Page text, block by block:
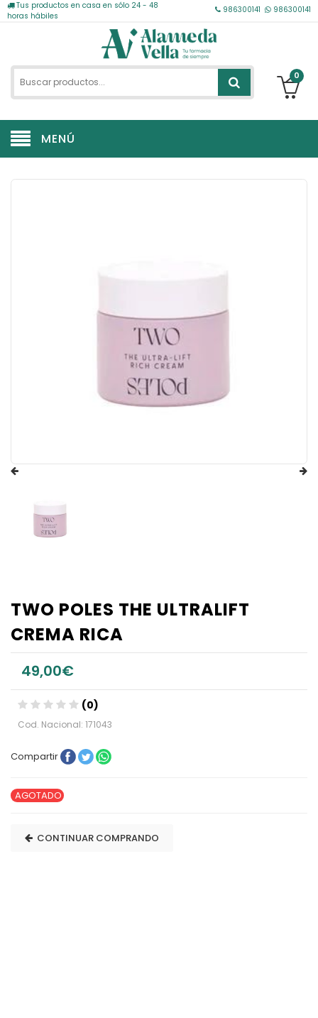
Tus productos en casa en sólo 24 - 48
horas hábiles
986300141 986300141
0
MENÚ
TWO POLES THE ULTRALIFT
CREMA RICA
49,00€
(0)
Cod. Nacional: 171043
Compartir
AGOTADO
CONTINUAR COMPRANDO